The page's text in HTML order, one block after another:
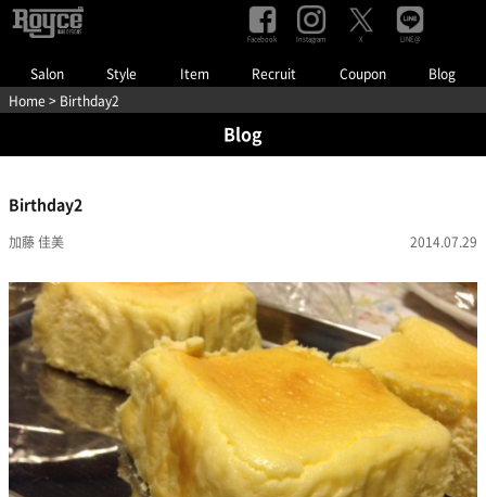
Salon Style Item Recruit Coupon Blog
Facebook Instagram X LINE@
Home > Birthday2
Blog
Birthday2
加藤 佳美 2014.07.29